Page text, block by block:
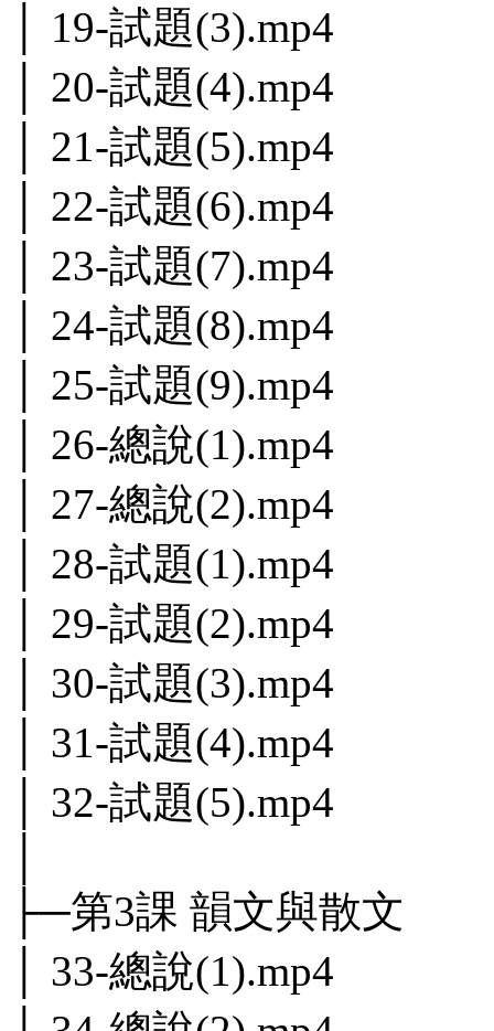
│ 19-試題(3).mp4
│ 20-試題(4).mp4
│ 21-試題(5).mp4
│ 22-試題(6).mp4
│ 23-試題(7).mp4
│ 24-試題(8).mp4
│ 25-試題(9).mp4
│ 26-總說(1).mp4
│ 27-總說(2).mp4
│ 28-試題(1).mp4
│ 29-試題(2).mp4
│ 30-試題(3).mp4
│ 31-試題(4).mp4
│ 32-試題(5).mp4
├─第3課 韻文與散文
│ 33-總說(1).mp4